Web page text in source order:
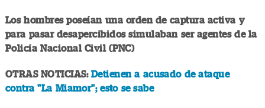
Los hombres poseían una orden de captura activa y
para pasar desapercibidos simulaban ser agentes de la
Policía Nacional Civil (PNC)
OTRAS NOTICIAS: Detienen a acusado de ataque
contra "La Miamor"; esto se sabe